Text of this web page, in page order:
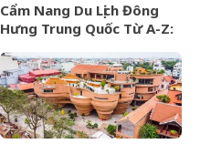
Cẩm Nang Du Lịch Đông
Hưng Trung Quốc Từ A-Z:
Trình Chi Tiết